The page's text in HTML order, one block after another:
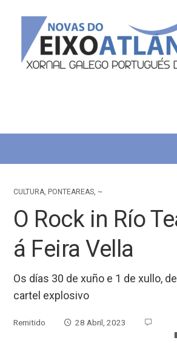
CULTURA, PONTEAREAS, ~
O Rock in Río
á Feira Vella
Os días 30 de xuño e 1 de xullo,
cartel explosivo
Remitido
28 Abril, 2023